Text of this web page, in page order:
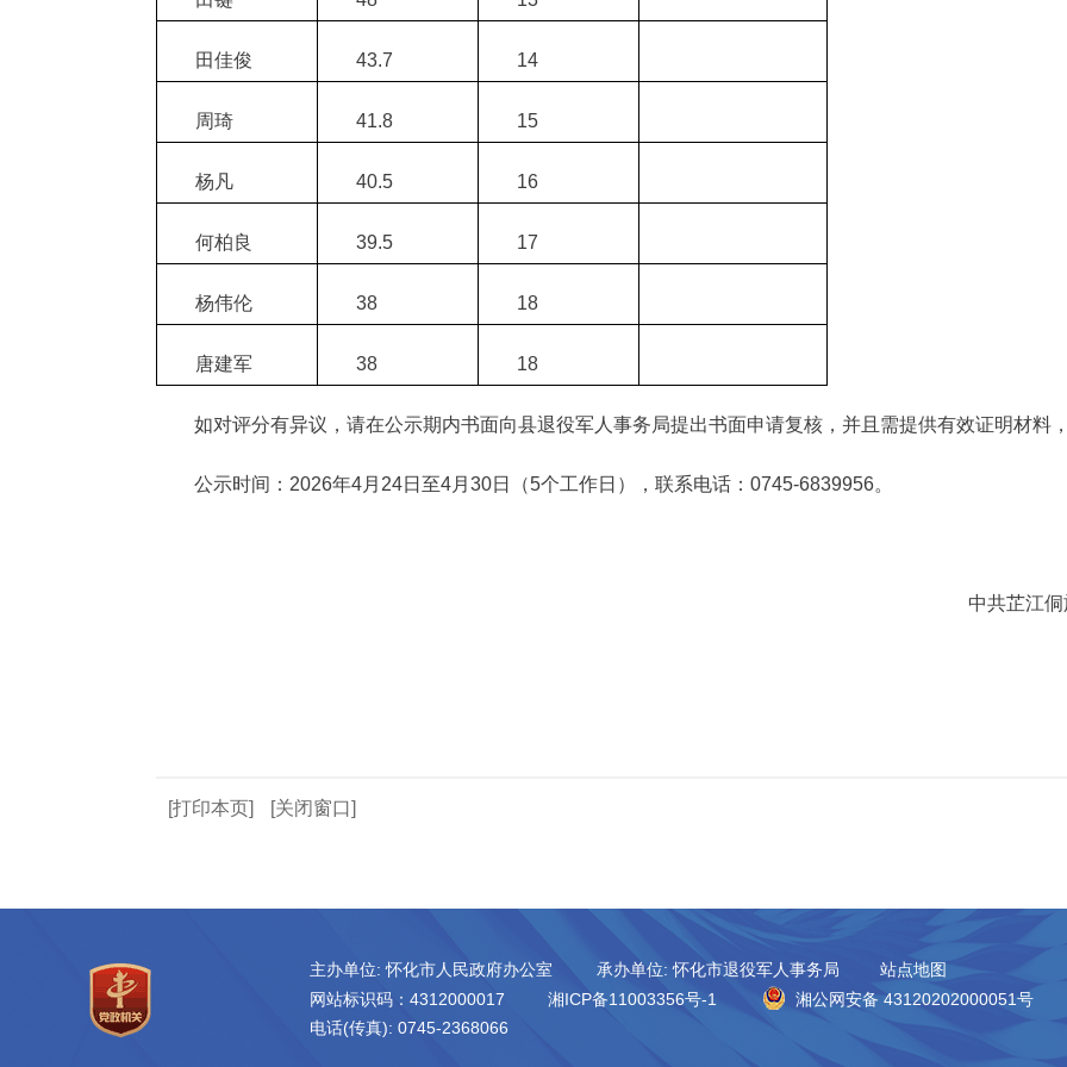
田佳俊 43.7 14
周琦 41.8 15
杨凡 40.5 16
何柏良 39.5 17
杨伟伦 38 18
唐建军 38 18
如对评分有异议，请在公示期内书面向县退役军人事务局提出书面申请复核，并且需提供有效证明材料
公示时间：2026年4月24日至4月30日（5个工作日），联系电话：0745-6839956。
中共芷江
[打印本页] [关闭窗口]
主办单位: 怀化市人民政府办公室 承办单位: 怀化市退役军人事务局
站点地图
网站标识码：4312000017
湘ICP备11003356号-1
湘公网安备 43120202000051号
电话(传真): 0745-2368066